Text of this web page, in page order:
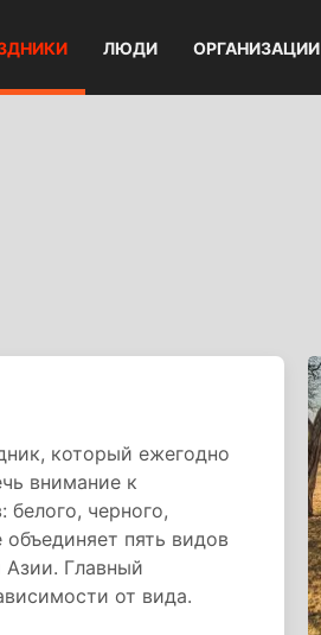
ЛЮДИ ОРГАНИЗАЦИИ
который ежегодно
внимание к
черного,
пять видов
Главный
от вида.